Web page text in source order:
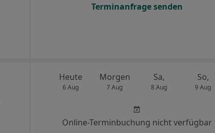
Terminanfrage senden
Heute
6 Aug
Morgen
7 Aug
Sa,
8 Aug
So,
9 Aug
Online-Terminbuchung nicht verfügbar